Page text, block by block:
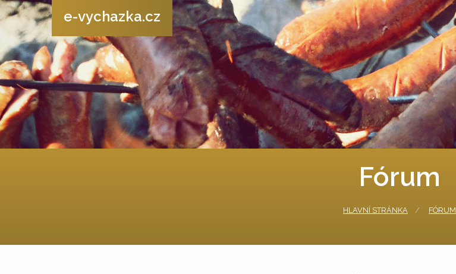
e-vychazka.cz
Fórum
HLAVNÍ STRÁNKA FÓRUM